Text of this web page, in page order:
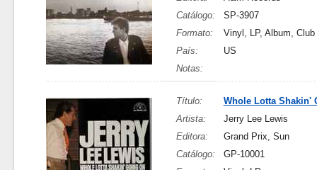
Catálogo:
SP-3907
Formato:
Vinyl, LP, Album,
País:
US
Notas:
Título:
Whole Lotta Shakin'
Artista:
Jerry Lee Lewis
Editora:
Grand Prix, Sun
Catálogo:
GP-10001